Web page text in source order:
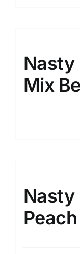
Nasty
Mix
Nasty